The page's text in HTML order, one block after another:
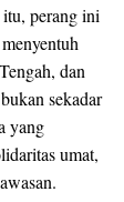
perang ini
dan
sekadar
yang
umat,